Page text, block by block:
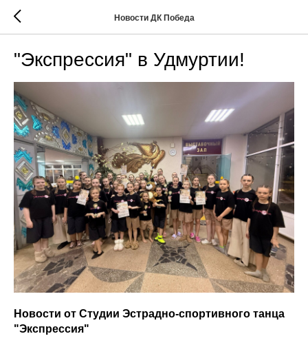
Новости ДК Победа
"Экспрессия" в Удмуртии!
Новости от Студии Эстрадно-спортивного танца
"Экспрессия"